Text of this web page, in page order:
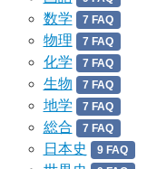
数学 7 FAQ
物理 7 FAQ
化学 7 FAQ
生物 7 FAQ
地学 7 FAQ
総合 7 FAQ
日本史 9 FAQ